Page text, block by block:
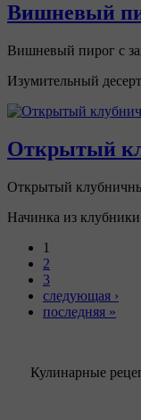
Вишневый
Вишневый пирог с
Изумительный
Открытый
Открытый
Начинка из
1
2
3
следующая ›
последняя »
Кулинарные